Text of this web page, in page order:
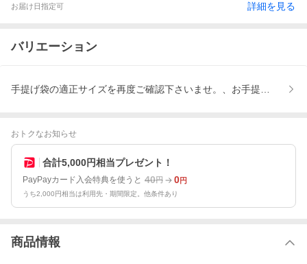
お届け日指定可 詳細を見る
バリエーション
手提げ袋の適正サイズを再度ご確認下さいませ。、お手提げ袋は同
おトクなお知らせ
合計5,000円相当プレゼント！
PayPayカード入会特典を使うと 40円 0円
うち2,000円相当は利用先・期間限定。他条件あり
商品情報